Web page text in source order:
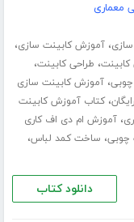
معماری
،آموزش کابینت سازی،
، طراحی کابینت،
،آموزش کابینت سازی
،کتاب آموزش کابینت
،آموزش ام دی اف کاری
چوبی، ساخت کمد لباس،
دانلود کتاب